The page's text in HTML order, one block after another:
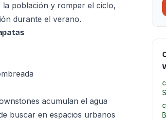
población y romper el ciclo,
durante el verano.
acumulan el agua
buscar en espacios urbanos